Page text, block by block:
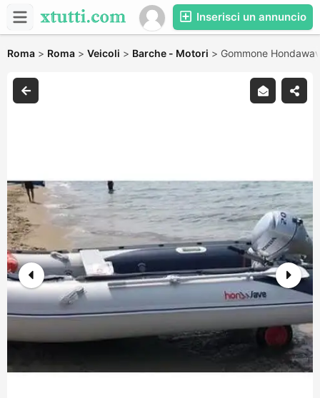
Inserisci un annuncio
Roma > Roma > Veicoli > Barche - Motori > Gommone